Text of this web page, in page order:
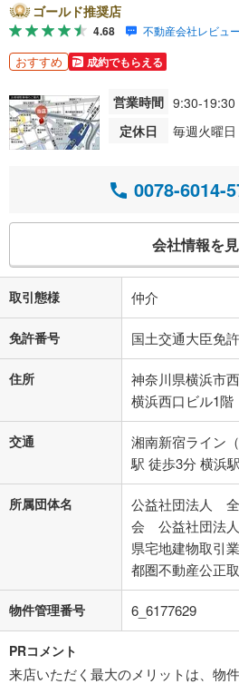
ゴールド推奨店
4.68 不動産会社レビュ
おすすめ 成約でもらえる
営業時間 9:30-19:30
定休日
毎週火曜日
0078-6014-
会社情報を
取引態様 仲介
免許番号 国土交通大臣免
住所
神奈川県横浜市
横浜西口ビル1階
交通
湘南新宿ライン
駅 徒歩3分 横浜
所属団体名
公益社団法人
会 公益社団法
県宅地建物取
都圏不動産公正
物件管理番号 6_6177629
PRコメント
来店いただく最大のメリットは、物